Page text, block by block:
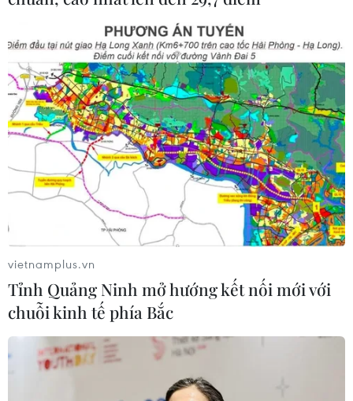
vietnamplus.vn
Tỉnh Quảng Ninh mở hướng kết nối mới với
chuỗi kinh tế phía Bắc